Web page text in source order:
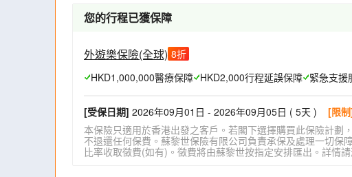
您的行程已獲保障
外遊樂保險(全球) 8折
HKD1,000,000醫療保障 HKD2,000行程延誤保障 緊急支援
[受保日期] 2026年09月01日 - 2026年09月05日 ( 5天 ) [限
本保險只適用於香港出發之客戶。若閣下選擇購買此保險計
不退還任何保費。蘇黎世保險有限公司負責承保及處理一切
比率收取徵費(如有)。徵費將由蘇黎世按指定安排匯出。詳情